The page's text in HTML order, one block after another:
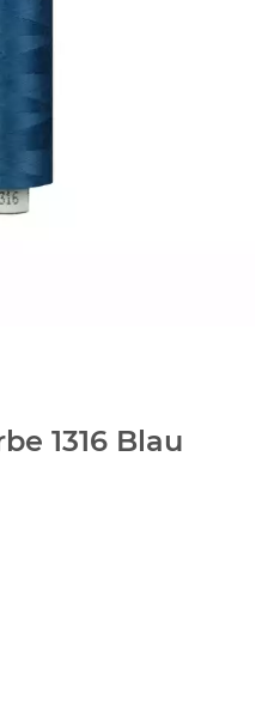
1316 Blau